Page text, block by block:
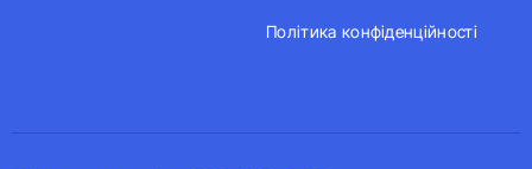
Політика конфіденційності